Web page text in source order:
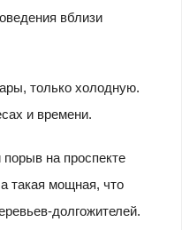
вблизи
только холодную.
и времени.
на проспекте
такая мощная, что
долгожителей.